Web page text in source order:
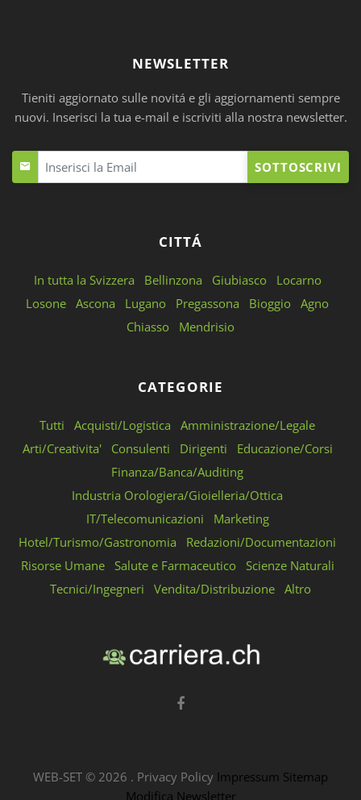
NEWSLETTER
Tieniti aggiornato sulle novitá e gli aggiornamenti sempre
nuovi. Inserisci la tua e-mail e iscriviti alla nostra newsletter.
SOTTOSCRIVI
CITTÁ
In tutta la Svizzera Bellinzona Giubiasco
Locarno
Losone Ascona Lugano Pregassona Bioggio Agno
Chiasso
Mendrisio
CATEGORIE
Tutti Acquisti/Logistica
Amministrazione/Legale
Arti/Creativita'
Consulenti Dirigenti
Educazione/Corsi
Finanza/Banca/Auditing
Industria Orologiera/Gioielleria/Ottica
IT/Telecomunicazioni
Marketing
Hotel/Turismo/Gastronomia
Redazioni/Documentazioni
Risorse Umane
Salute e Farmaceutico
Scienze Naturali
Tecnici/Ingegneri
Vendita/Distribuzione Altro
WEB-SET © 2026 . Privacy Policy Impressum Sitemap
Modifica Newsletter